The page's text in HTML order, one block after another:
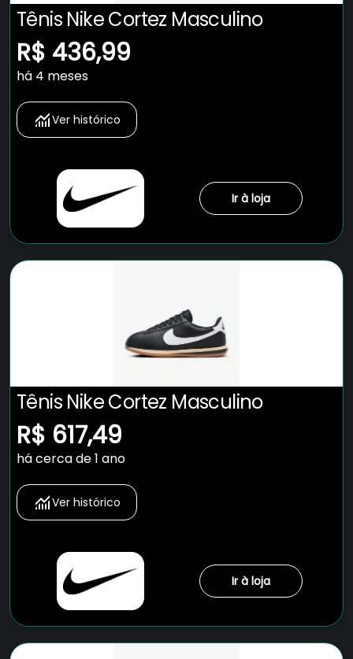
Tênis Nike Cortez Masculino
R$ 436,99
há 4 meses
Ver histórico
Ir à loja
Tênis Nike Cortez Masculino
R$ 617,49
há cerca de 1 ano
Ver histórico
Ir à loja